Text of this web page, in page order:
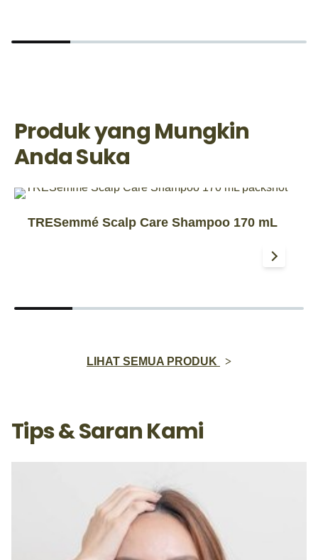
Produk yang Mungkin
Anda Suka
TRESemmé Scalp Care Shampoo 170 mL
LIHAT SEMUA PRODUK
Tips & Saran Kami